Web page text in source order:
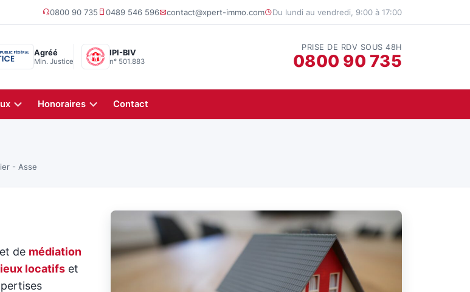
0800 90 735 0489 546 596 contact@xpert-immo.com Du lundi au vendredi, 9:00 à 17:00
Agréé
Min. Justice
IPI-BIV
n° 501.883
PRISE DE RDV SOUS 48H
0800 90 735
Honoraires Contact
- Asse
et de médiation
locatifs et